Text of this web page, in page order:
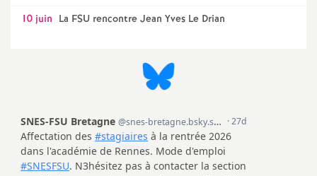
10 juin La FSU rencontre Jean Yves Le Drian